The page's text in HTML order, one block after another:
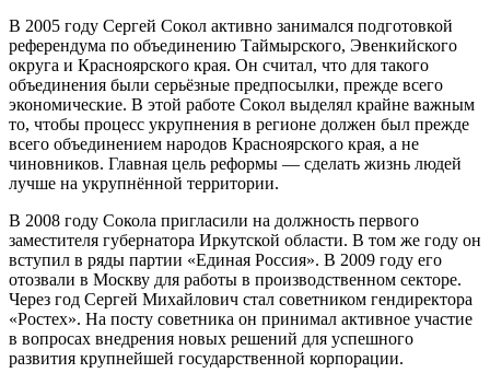
В 2005 году Сергей Сокол активно занимался подготовкой
референдума по объединению Таймырского, Эвенкийского
округа и Красноярского края. Он считал, что для такого
объединения были серьёзные предпосылки, прежде всего
экономические. В этой работе Сокол выделял крайне важным
то, чтобы процесс укрупнения в регионе должен был прежде
всего объединением народов Красноярского края, а не
чиновников. Главная цель реформы — сделать жизнь людей
лучше на укрупнённой территории.
В 2008 году Сокола пригласили на должность первого
заместителя губернатора Иркутской области. В том же году он
вступил в ряды партии «Единая Россия». В 2009 году его
отозвали в Москву для работы в производственном секторе.
Через год Сергей Михайлович стал советником гендиректора
«Ростех». На посту советника он принимал активное участие
в вопросах внедрения новых решений для успешного
развития крупнейшей государственной корпорации.